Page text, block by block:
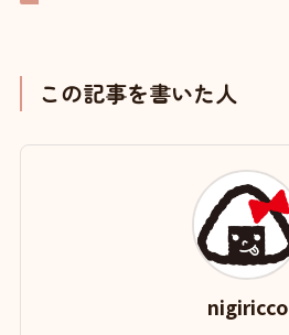
この記事を書いた人
nigiricco